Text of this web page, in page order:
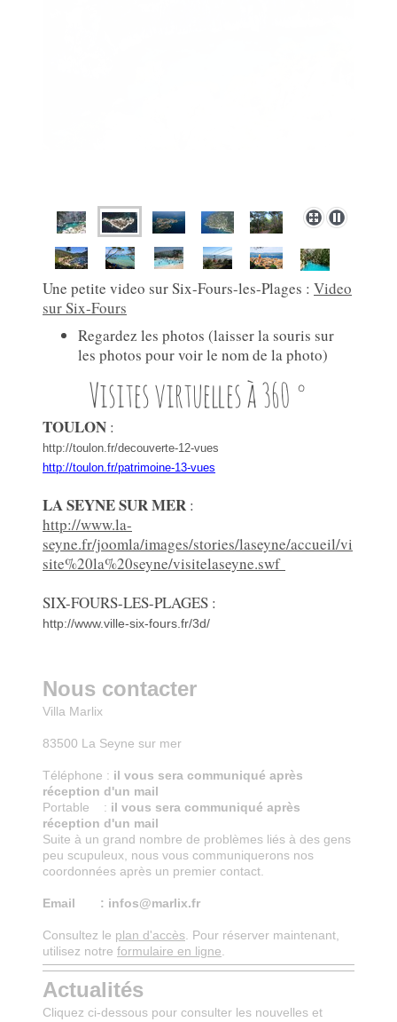
Une petite video sur Six-Fours-les-Plages : Video
sur Six-Fours
Regardez les photos (laisser la souris sur
les photos pour voir le nom de la photo)
Visites virtuelles à 360 °
TOULON :
http://toulon.fr/decouverte-12-vues
http://toulon.fr/patrimoine-13-vues
LA SEYNE SUR MER :
http://www.la-
seyne.fr/joomla/images/stories/laseyne/accueil/vi
site%20la%20seyne/visitelaseyne.swf
SIX-FOURS-LES-PLAGES :
http://www.ville-six-fours.fr/3d/
Nous contacter
Villa Marlix
83500 La Seyne sur mer
Téléphone : il vous sera communiqué après
réception d'un mail
Portable : il vous sera communiqué après
réception d'un mail
Suite à un grand nombre de problèmes liés à des gens
peu scupuleux, nous vous communiquerons nos
coordonnées après un premier contact.
Email : infos@marlix.fr
Consultez le plan d'accès . Pour réserver maintenant,
utilisez notre formulaire en ligne
Actualités
Cliquez ci-dessous pour consulter les nouvelles et